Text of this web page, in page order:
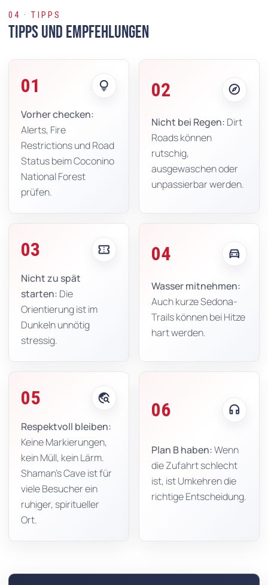
04 · TIPPS
Tipps und Empfehlungen
01 lightbulb
Vorher checken:
Alerts, Fire
Restrictions und Road
Status beim Coconino
National Forest
prüfen.
02 explore
Nicht bei Regen: Dirt
Roads können
rutschig,
ausgewaschen oder
unpassierbar werden.
03 confirmation_number
Nicht zu spät
starten: Die
Orientierung ist im
Dunkeln unnötig
stressig.
04 directions_car
Wasser mitnehmen:
Auch kurze Sedona-
Trails können bei Hitze
hart werden.
05 travel_explore
Respektvoll bleiben:
Keine Markierungen,
kein Müll, kein Lärm.
Shaman's Cave ist für
viele Besucher ein
ruhiger, spiritueller
Ort.
06 headphones
Plan B haben:Wenn
die Zufahrt schlecht
ist, ist Umkehren die
richtige Entscheidung.